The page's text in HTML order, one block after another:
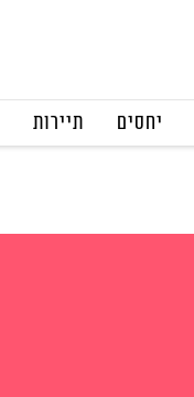
יחסים תיירות